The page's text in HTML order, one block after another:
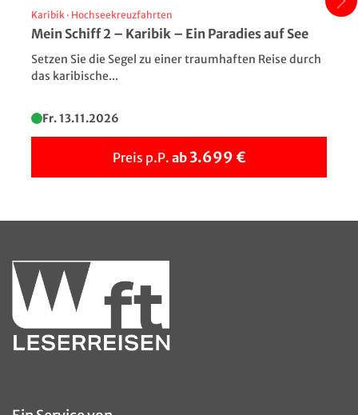
Sylt - Leuchtturm am Strand
Karibik · Hochseekreuzfahrten
Mein Schiff 2 – Karibik – Ein Paradies auf See
Setzen Sie die Segel zu einer traumhaften Reise durch
das karibische...
Fr. 13.11.2026
Preis p.P. ab 3.699 €